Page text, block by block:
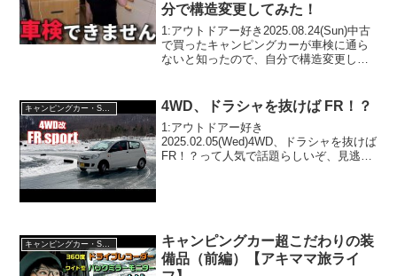
分で構造変更してみた！
1:アウトドアー好き2025.08.24(Sun)中古
で買ったキャンピングカーが車検に通ら
ないと知ったので、自分で構造変更して
2025.08.24(Sun)この動画は注目です...
キャンピングカー・SUV人気車種 4WD、ドラシャを抜けば FR！？
1:アウトドアー好き
2025.02.05(Wed)4WD、ドラシャを抜けば
FR！？って人気で話題らしいぞ、見逃さ
キャンピングカー超こだわりの装
備品（前編）【アキママ旅ライ